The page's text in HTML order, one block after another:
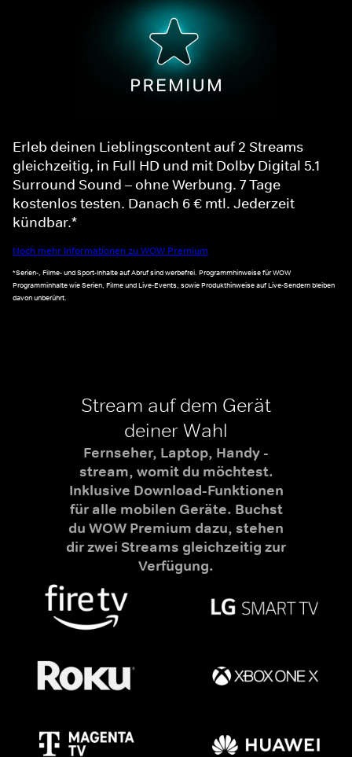
Erleb deinen Lieblingscontent auf 2 Streams
gleichzeitig, in Full HD und mit Dolby Digital 5.1
Surround Sound – ohne Werbung. 7 Tage
kostenlos testen. Danach 6 € mtl. Jederzeit
kündbar.*
Noch mehr Informationen zu WOW Premium
*Serien-, Filme- und Sport-Inhalte auf Abruf sind werbefrei. Programmhinweise für WOW
Programminhalte wie Serien, Filme und Live-Events, sowie Produkthinweise auf Live-Sendern bleiben
davon unberührt.
Stream auf dem Gerät
deiner Wahl
Fernseher, Laptop, Handy -
stream, womit du möchtest.
Inklusive Download-Funktionen
für alle mobilen Geräte. Buchst
du WOW Premium dazu, stehen
dir zwei Streams gleichzeitig zur
Verfügung.